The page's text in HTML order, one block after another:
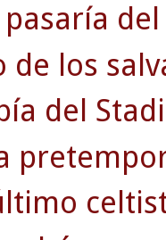
de los
del